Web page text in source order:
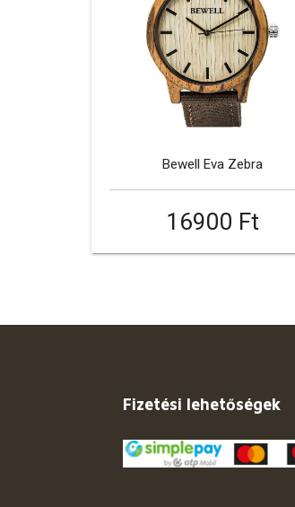
Bewell Eva Zebra
16900 Ft
Fizetési lehetőségek